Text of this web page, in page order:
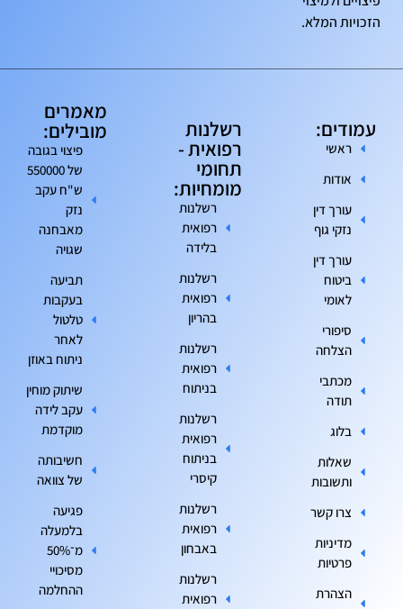
הזכויות המלא.
עמודים:
ראשי
אודות
עורך דין
נזקי גוף
עורך דין
ביטוח
לאומי
סיפורי
הצלחה
מכתבי
תודה
בלוג
שאלות
ותשובות
צרו קשר
מדיניות
פרטיות
הצהרת
רשלנות
רפואית -
תחומי
מומחיות:
רשלנות
רפואית
בלידה
רשלנות
רפואית
בהריון
רשלנות
רפואית
בניתוח
רשלנות
רפואית
בניתוח
קיסרי
רשלנות
רפואית
באבחון
רשלנות
רפואית
מאמרים
מובילים:
פיצוי בגובה
של 550000
ש"ח עקב
נזק
מאבחנה
שגויה
תביעה
בעקבות
טלטול
לאחר
ניתוח באוזן
שיתוק מוחין
עקב לידה
מוקדמת
חשיבותה
של צוואה
פגיעה
בלמעלה
מ־50%
מסיכויי
ההחלמה